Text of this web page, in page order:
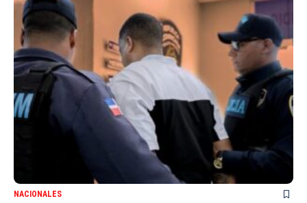
NACIONALES